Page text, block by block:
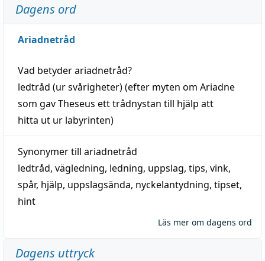
Dagens ord
Ariadnetråd
Vad betyderariadnetråd?
ledtråd (ur svårigheter) (efter myten om Ariadne
som gav Theseus ett trådnystan till hjälp att
hitta ut ur labyrinten)
Synonymer till ariadnetråd
ledtråd, vägledning, ledning, uppslag, tips, vink,
spår, hjälp, uppslagsända, nyckelantydning, tipset,
hint
Läs mer om dagens ord
Dagens uttryck